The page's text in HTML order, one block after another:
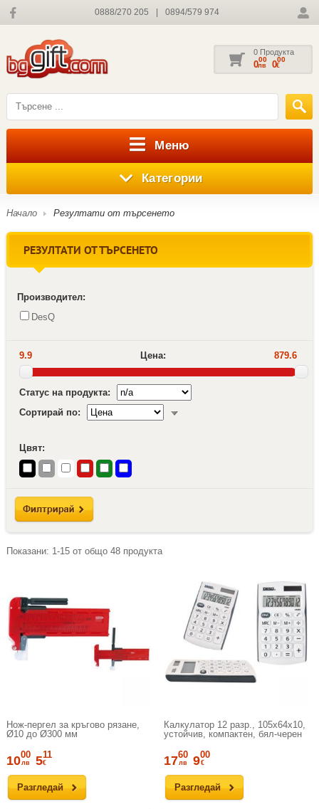
0888/270 205 0894/579 974
0 Продукта
000
лв 000
€
Меню
Категории
Начало Резултати от търсенето
РЕЗУЛТАТИ ОТ ТЪРСЕНЕТО
Производител:
DesQ
9.9 Цена: 879.6
Статус на продукта:
Сортирай по:
Цвят:
Показани: 1-15от общо 48продукта
Нож-пергел за кръгово рязане,
Ø10 до Ø300 мм
Разгледай
1000
лв 511
€
Калкулатор 12 разр., 105x64x10,
устойчив, компактен, бял-черен
Разгледай
1760
лв 900
€